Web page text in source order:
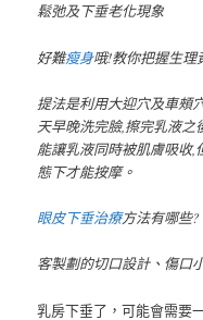
鬆弛及下垂老化現象
好難瘦身哦!教你把握生理
提法是利用大迎穴及車頰
天早晚洗完臉,擦完乳液之
能讓乳液同時被肌膚吸收,
態下才能按摩。
眼皮下垂治療方法有哪些?
客製劃的切口設計、傷口
乳房下垂了，可能會需要